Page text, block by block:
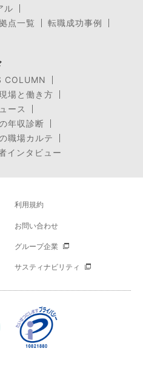
ル
点一覧
転職成功事例
COLUMN
場と働き方
ース
年収診断
職場カルテ
インタビュー
利用規約
お問い合わせ
グループ企業
サスティナビリティ